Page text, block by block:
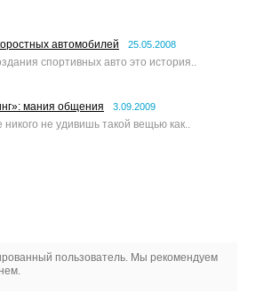
автомобилей 25.05.2008
спортивных авто это история..
мания общения 3.09.2009
никого не удивишь такой вещью как..
пользователь. Мы рекомендуем